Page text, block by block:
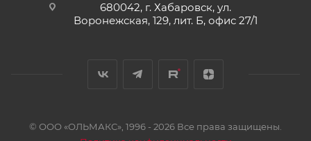
680042, г. Хабаровск, ул.
Воронежская, 129, лит. Б, офис 27/1
© ООО «ОЛЬМАКС», 1996 - 2026 Все права защищены.